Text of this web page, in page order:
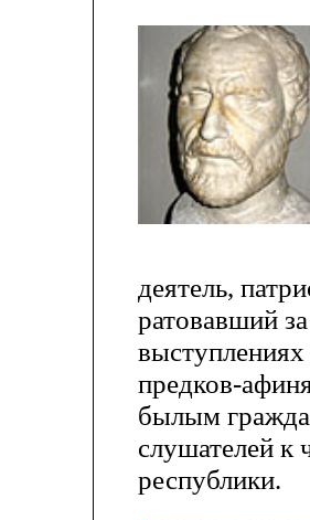
деятель,
ратовавший
предков-
былым
слушателей к
республики.